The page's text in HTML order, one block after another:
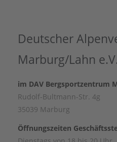
Deutscher
Marburg/Lahn e.V.
im DAV Bergsportzentrum
Rudolf-Bultmann-Str. 4g
35039 Marburg
Öffnungszeiten